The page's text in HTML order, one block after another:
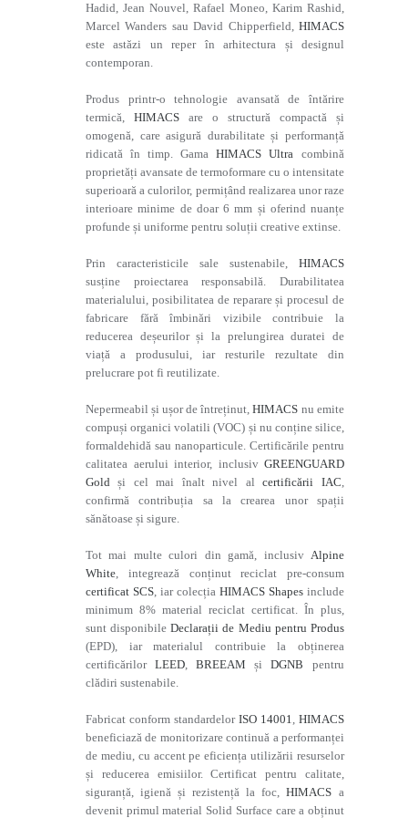
Hadid, Jean Nouvel, Rafael Moneo, Karim Rashid,
Marcel Wanders sau David Chipperfield, HIMACS
este astăzi un reper în arhitectura și designul
contemporan.
Produs printr-o tehnologie avansată de întărire
termică, HIMACS are o structură compactă și
omogenă, care asigură durabilitate și performanță
ridicată în timp. Gama HIMACS Ultra combină
proprietăți avansate de termoformare cu o intensitate
superioară a culorilor, permițând realizarea unor raze
interioare minime de doar 6 mm și oferind nuanțe
profunde și uniforme pentru soluții creative extinse.
Prin caracteristicile sale sustenabile, HIMACS
susține proiectarea responsabilă. Durabilitatea
materialului, posibilitatea de reparare și procesul de
fabricare fără îmbinări vizibile contribuie la
reducerea deșeurilor și la prelungirea duratei de
viață a produsului, iar resturile rezultate din
prelucrare pot fi reutilizate.
Nepermeabil și ușor de întreținut, HIMACS nu emite
compuși organici volatili (VOC) și nu conține silice,
formaldehidă sau nanoparticule. Certificările pentru
calitatea aerului interior, inclusiv GREENGUARD
Gold și cel mai înalt nivel al certificării IAC,
confirmă contribuția sa la crearea unor spații
sănătoase și sigure.
Tot mai multe culori din gamă, inclusiv Alpine
White, integrează conținut reciclat pre-consum
certificat SCS, iar colecția HIMACS Shapes include
minimum 8% material reciclat certificat. În plus,
sunt disponibile Declarații de Mediu pentru Produs
(EPD), iar materialul contribuie la obținerea
certificărilor LEED, BREEAM și DGNB pentru
clădiri sustenabile.
Fabricat conform standardelor ISO 14001, HIMACS
beneficiază de monitorizare continuă a performanței
de mediu, cu accent pe eficiența utilizării resurselor
și reducerea emisiilor. Certificat pentru calitate,
siguranță, igienă și rezistență la foc, HIMACS a
devenit primul material Solid Surface care a obținut